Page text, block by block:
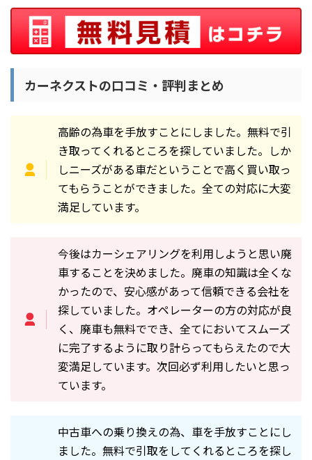
カーネクストの口コミ・評判まとめ
高齢の為車を手放すことにしました。無料で引
き取ってくれるところを探していました。しか
しニーズがある車だということで高く買い取っ
てもらうことができました。全ての対応に大変
満足しています。
今後はカーシェアリングを利用しようと思い廃
車することを決めました。廃車の知識は全くな
かったので、安心感があって信頼できる会社を
探していました。オペレーターの方の対応が良
く、廃車も無料ででき、全てにおいてスムーズ
に完了するように取り計らってもらえたので大
変満足しています。次回必ず利用したいと思っ
ています。
中古車への乗り換えの為、車を手放すことにし
ました。無料で引取をしてくれるところを探し